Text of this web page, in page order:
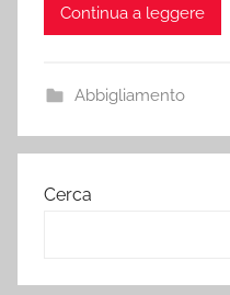
Continua a leggere
Abbigliamento
Cerca